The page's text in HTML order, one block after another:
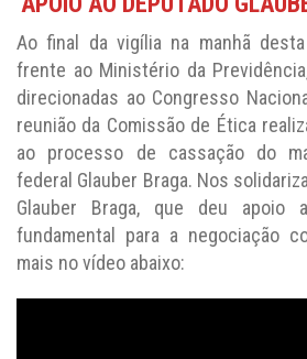
Ao final da vigília na manhã
frente ao Ministério da
direcionadas ao Congresso
reunião da Comissão de Ética
ao processo de cassação do
federal Glauber Braga. Nos
Glauber Braga, que deu
fundamental para a negociação
mais no vídeo abaixo: